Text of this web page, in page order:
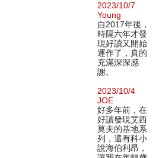
2023/10/7
Young
自2017年後，
時隔六年才發
現好讀又開始
運作了，真的
充滿深深感
謝。
2023/10/4
JOE
好多年前，在
好讀發現艾西
莫夫的基地系
列，還有科小
說海伯利昂，